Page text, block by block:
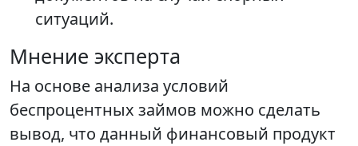
ситуаций.
Мнение эксперта
На основе анализа условий
беспроцентных займов можно сделать
вывод, что данный финансовый продукт